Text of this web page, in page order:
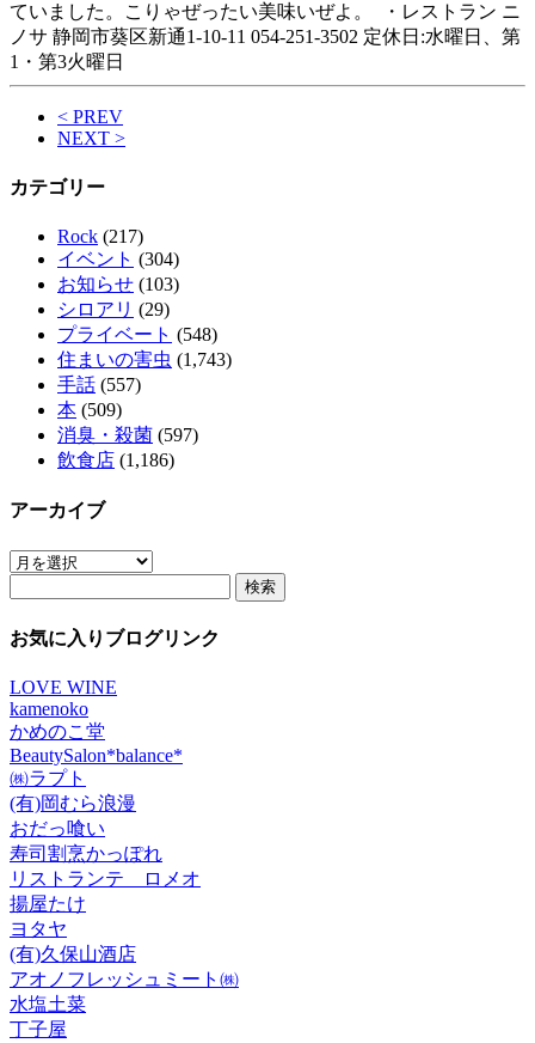
ていました。こりゃぜったい美味いぜよ。
・レストラン ニ
ノサ 静岡市葵区新通1-10-11 054-251-3502 定休日:水曜日、第
1・第3火曜日
< PREV
NEXT >
カテゴリー
Rock (217)
イベント (304)
お知らせ (103)
シロアリ (29)
プライベート (548)
住まいの害虫 (1,743)
手話 (557)
本 (509)
消臭・殺菌 (597)
飲食店 (1,186)
アーカイブ
ア
イ
お気に入りブログリンク
LOVE WINE
kamenoko
かめのこ堂
BeautySalon*balance*
㈱ラプト
(有)岡むら浪漫
おだっ喰い
寿司割烹かっぽれ
リストランテ ロメオ
揚屋たけ
ヨタヤ
(有)久保山酒店
アオノフレッシュミート㈱
水塩土菜
丁子屋